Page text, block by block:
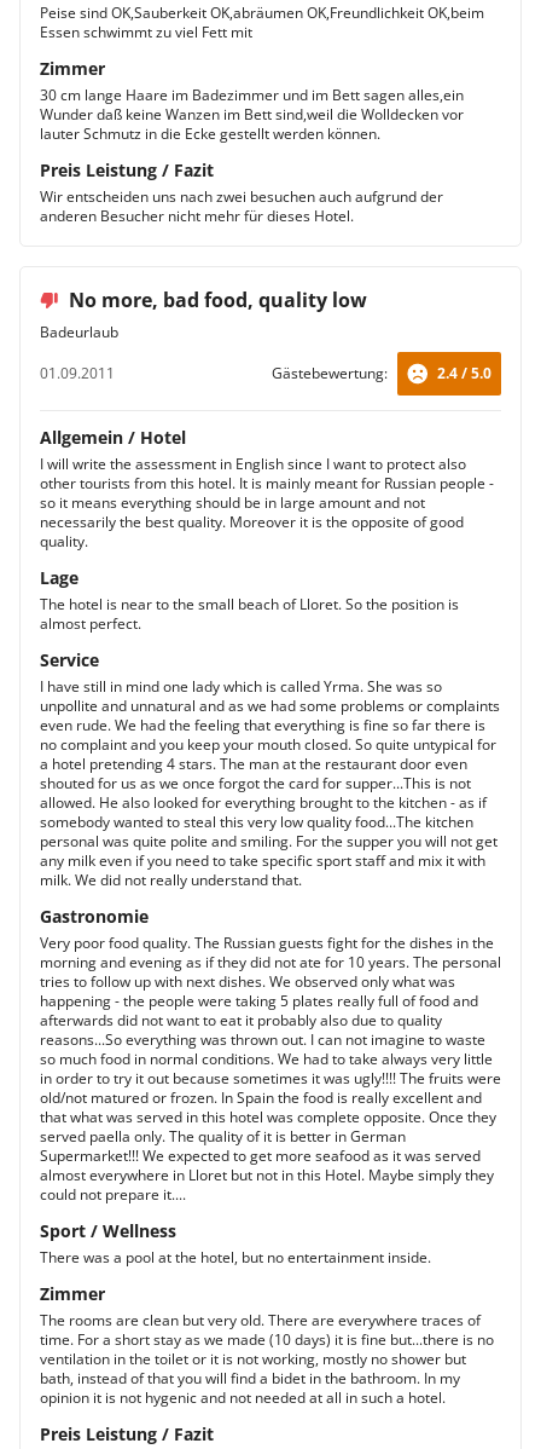
Peise sind OK,Sauberkeit OK,abräumen OK,Freundlichkeit OK,beim
Essen schwimmt zu viel Fett mit
Zimmer
30 cm lange Haare im Badezimmer und im Bett sagen alles,ein
Wunder daß keine Wanzen im Bett sind,weil die Wolldecken vor
lauter Schmutz in die Ecke gestellt werden können.
Preis Leistung / Fazit
Wir entscheiden uns nach zwei besuchen auch aufgrund der
anderen Besucher nicht mehr für dieses Hotel.
No more, bad food, quality low
Badeurlaub
01.09.2011
Gästebewertung: 2.4 / 5.0
Allgemein / Hotel
I will write the assessment in English since I want to protect also
other tourists from this hotel. It is mainly meant for Russian people -
so it means everything should be in large amount and not
necessarily the best quality. Moreover it is the opposite of good
quality.
Lage
The hotel is near to the small beach of Lloret. So the position is
almost perfect.
Service
I have still in mind one lady which is called Yrma. She was so
unpollite and unnatural and as we had some problems or complaints
even rude. We had the feeling that everything is fine so far there is
no complaint and you keep your mouth closed. So quite untypical for
a hotel pretending 4 stars. The man at the restaurant door even
shouted for us as we once forgot the card for supper...This is not
allowed. He also looked for everything brought to the kitchen - as if
somebody wanted to steal this very low quality food...The kitchen
personal was quite polite and smiling. For the supper you will not get
any milk even if you need to take specific sport staff and mix it with
milk. We did not really understand that.
Gastronomie
Very poor food quality. The Russian guests fight for the dishes in the
morning and evening as if they did not ate for 10 years. The personal
tries to follow up with next dishes. We observed only what was
happening - the people were taking 5 plates really full of food and
afterwards did not want to eat it probably also due to quality
reasons...So everything was thrown out. I can not imagine to waste
so much food in normal conditions. We had to take always very little
in order to try it out because sometimes it was ugly!!!! The fruits were
old/not matured or frozen. In Spain the food is really excellent and
that what was served in this hotel was complete opposite. Once they
served paella only. The quality of it is better in German
Supermarket!!! We expected to get more seafood as it was served
almost everywhere in Lloret but not in this Hotel. Maybe simply they
could not prepare it....
Sport / Wellness
There was a pool at the hotel, but no entertainment inside.
Zimmer
The rooms are clean but very old. There are everywhere traces of
time. For a short stay as we made (10 days) it is fine but...there is no
ventilation in the toilet or it is not working, mostly no shower but
bath, instead of that you will find a bidet in the bathroom. In my
opinion it is not hygenic and not needed at all in such a hotel.
Preis Leistung / Fazit